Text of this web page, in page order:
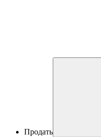
Продать